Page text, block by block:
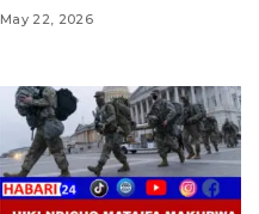
May 22, 2026